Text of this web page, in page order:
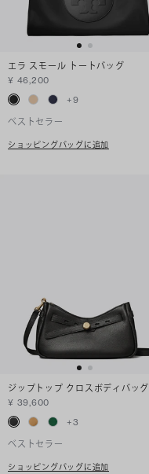
エラ スモール トートバッグ
¥ 46,200
+9
ベストセラー
ショッピングバッグに追加
ジップトップ クロスボディバッグ
¥ 39,600
+3
ベストセラー
ショッピングバッグに追加